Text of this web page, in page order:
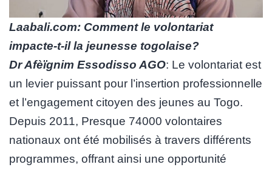
Laabali.com: Comment le volontariat
impacte-t-il la jeunesse togolaise?
Dr Afèïgnim Essodisso AGO: Le volontariat est
un levier puissant pour l’insertion professionnelle
et l’engagement citoyen des jeunes au Togo.
Depuis 2011, Presque 74000 volontaires
nationaux ont été mobilisés à travers différents
programmes, offrant ainsi une opportunité